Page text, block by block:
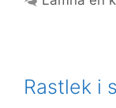
Rastlek i